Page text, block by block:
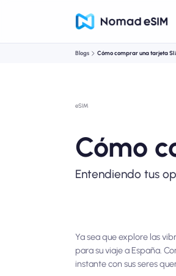
Blogs Cómo comprar una tarjeta
eSIM
Cómo
Entendiendo tus
Ya sea que explore las
para su viaje a España.
instante con sus seres